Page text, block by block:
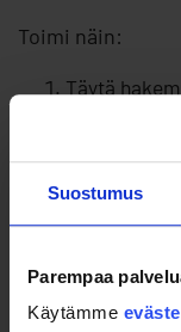
Suostumus
Parempaa
Käytämme
Toimi näin:
Täytä
toivottu
Lähetä
Välitämme
Vertaile